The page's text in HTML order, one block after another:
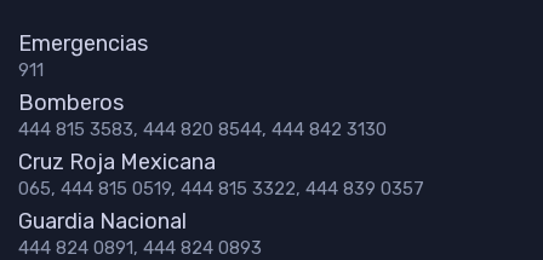
Emergencias
911
Bomberos
444 815 3583, 444 820 8544, 444 842 3130
Cruz Roja Mexicana
065, 444 815 0519, 444 815 3322, 444 839 0357
Guardia Nacional
444 824 0891, 444 824 0893